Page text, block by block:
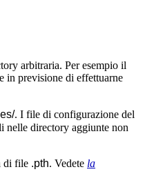
arbitraria. Per esempio il
e in previsione di effettuarne
. I file di configurazione del
nelle directory aggiunte non
di file .pth. Vedete la